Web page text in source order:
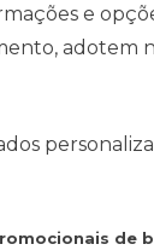
e
adotem